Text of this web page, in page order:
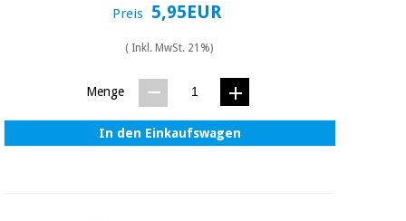
Preis 5,95EUR
( Inkl. MwSt. 21%)
Menge
In den Einkaufswagen